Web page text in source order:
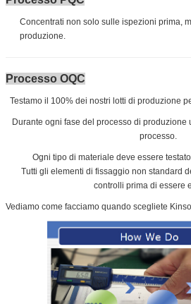
Concentrati non solo sulle ispezioni prima,
produzione.
Processo OQC
Testamo il 100% dei nostri lotti di produzione
Durante ogni fase del processo di produzione
processo.
Ogni tipo di materiale deve essere
Tutti gli elementi di fissaggio non standard
controlli prima di essere
Vediamo come facciamo quando scegliete